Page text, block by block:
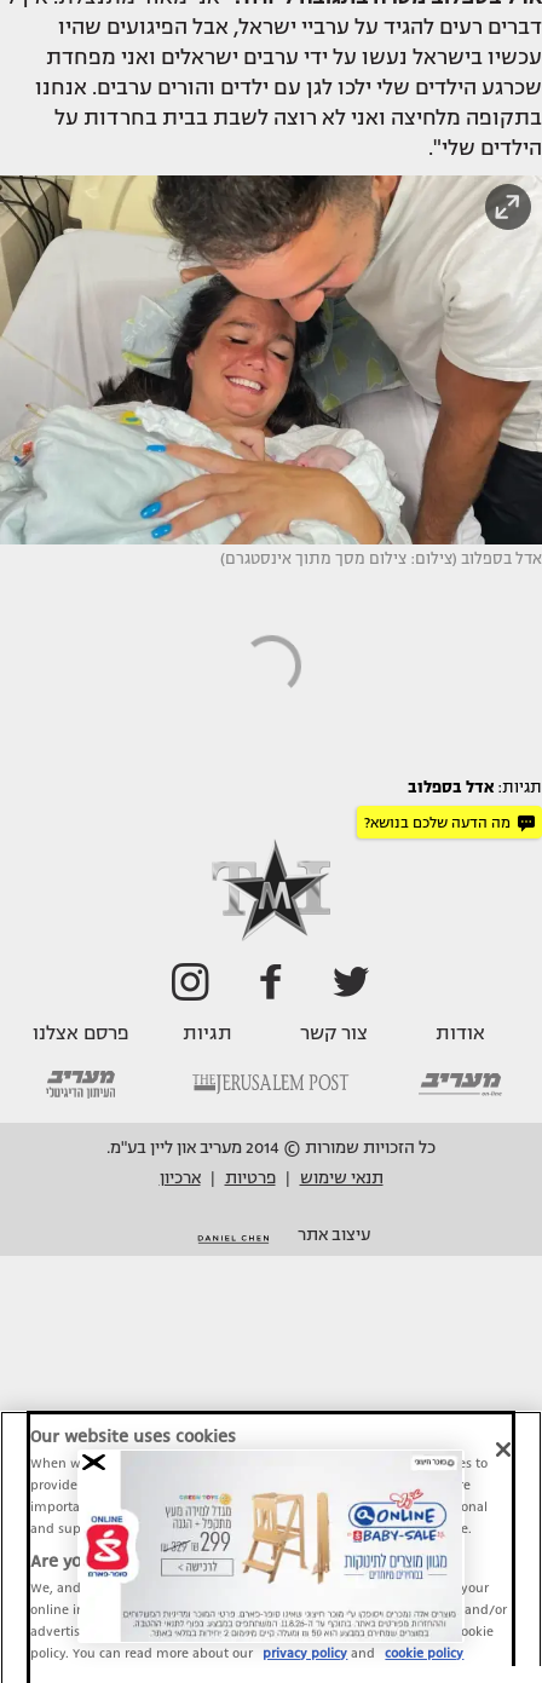
דברים רעים להגיד על ערביי ישראל, אבל הפיגועים שהיו
עכשיו בישראל נעשו על ידי ערבים ישראלים ואני מפחדת
שכרגע הילדים שלי ילכו לגן עם ילדים והורים ערבים. אנחנו
בתקופה מלחיצה ואני לא רוצה לשבת בבית בחרדות על
הילדים שלי".
אדל בספלוב (צילום: צילום מסך מתוך אינסטגרם)
תגיות: אדל בספלוב
מה הדעה שלכם בנושא?
אודות צור קשר תגיות פרסם אצלנו
כל הזכויות שמורות © 2014 מעריב און ליין בע"מ.
תנאי שימוש
פרטיות ארכיון
עיצוב אתר
Our website uses cookies
When we provide Maariv, TMI and Sport1 content online, we use cookies to
provide social media features and to analyze our traffic. These tools are
important and necessary for our website functionality. Others are optional
and support Maariv, TMI and Sport1 activity and your online experience.
Are you happy to accept cookies?
We, and our partners, use information about your use of our site and your
online interactions to improve our services and to personalize content and/or
advertising for you. You can read more about our privacy policy and cookie
policy. You can read more about our
privacy policy and cookie policy